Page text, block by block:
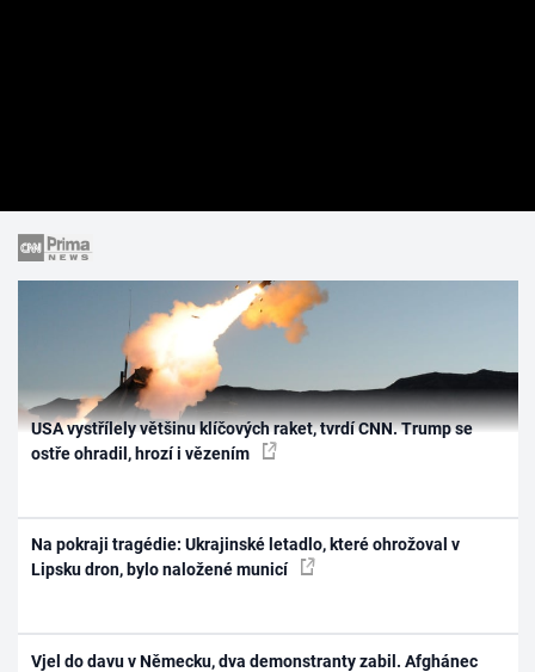
USA vystřílely většinu klíčových raket, tvrdí CNN. Trump se
ostře ohradil, hrozí i vězením
Na pokraji tragédie: Ukrajinské letadlo, které ohrožoval v
Lipsku dron, bylo naložené municí
Vjel do davu v Německu, dva demonstranty zabil. Afghánec